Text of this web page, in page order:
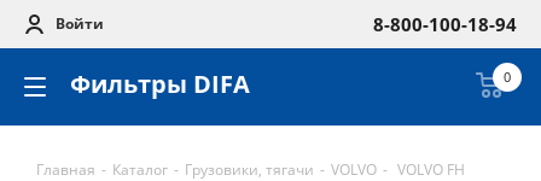
Войти 8-800-100-18-94
Фильтры DIFA 0
Главная - Каталог - Грузовики, тягачи - VOLVO - VOLVO FH